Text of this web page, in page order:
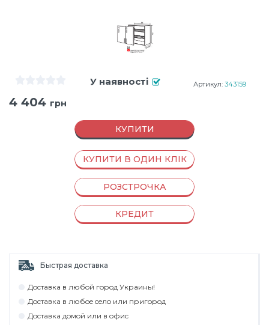
У наявності Артикул: 343159
4 404 грн
КУПИТИ
КУПИТИ В ОДИН КЛІК
РОЗСТРОЧКА
КРЕДИТ
Быстрая доставка
Дocтaвкa в любoй гoрoд Укрaины!
Дocтaвкa в любoe ceлo или пригoрoд
Дocтaвкa дoмoй или в oфиc